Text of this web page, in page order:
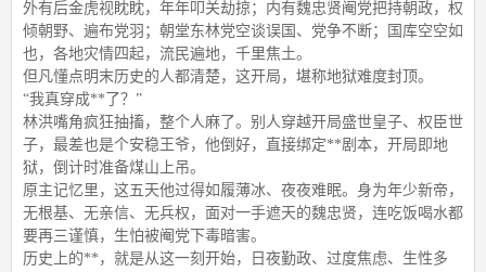
外有后金虎视眈眈，年年叩关劫掠；内有魏忠贤阉党把持朝政，权
倾朝野、遍布党羽；朝堂东林党空谈误国、党争不断；国库空空如
也，各地灾情四起，流民遍地，千里焦土。
但凡懂点明末历史的人都清楚，这开局，堪称地狱难度封顶。
“我真穿成**了？”
林洪嘴角疯狂抽搐，整个人麻了。别人穿越开局盛世皇子、权臣世
子，最差也是个安稳王爷，他倒好，直接绑定**剧本，开局即地
狱，倒计时准备煤山上吊。
原主记忆里，这五天他过得如履薄冰、夜夜难眠。身为年少新帝，
无根基、无亲信、无兵权，面对一手遮天的魏忠贤，连吃饭喝水都
要再三谨慎，生怕被阉党下毒暗害。
历史上的**，就是从这一刻开始，日夜勤政、过度焦虑、生性多